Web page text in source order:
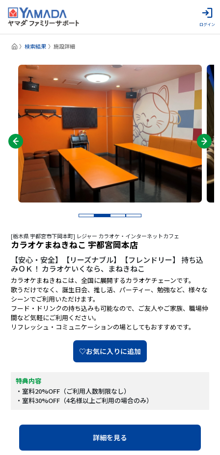
ログイン
検索結果 施設詳細
[栃木県 宇都宮市下岡本町] レジャー カラオケ・インターネットカフェ
カラオケまねきねこ 宇都宮岡本店
【安心・安全】【リーズナブル】【フレンドリー】 持ち込
みＯＫ！ カラオケいくなら、まねきねこ
カラオケまねきねこは、全国に展開するカラオケチェーンです。
歌うだけでなく、誕生日会、推し活、パーティー、勉強など、様々な
シーンでご利用いただけます。
フード・ドリンクの持ち込みも可能なので、ご友人やご家族、職場仲
間など気軽にご利用ください。
リフレッシュ・コミュニケーションの場としてもおすすめです。
♡お気に入りに追加
特典内容
・室料20%OFF（ご利用人数制限なし）
・室料30%OFF（4名様以上ご利用の場合のみ）
詳細を見る